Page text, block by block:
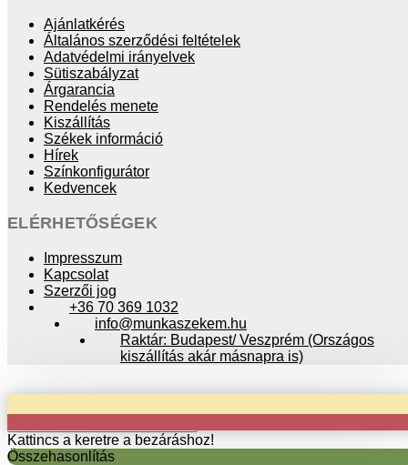
Ajánlatkérés
Általános szerződési feltételek
Adatvédelmi irányelvek
Sütiszabályzat
Árgarancia
Rendelés menete
Kiszállítás
Székek információ
Hírek
Színkonfigurátor
Kedvencek
ELÉRHETŐSÉGEK
Impresszum
Kapcsolat
Szerzői jog
+36 70 369 1032
info@munkaszekem.hu
Raktár: Budapest/ Veszprém (Országos
kiszállítás akár másnapra is)
Kattincs a keretre a bezáráshoz!
Összehasonlítás